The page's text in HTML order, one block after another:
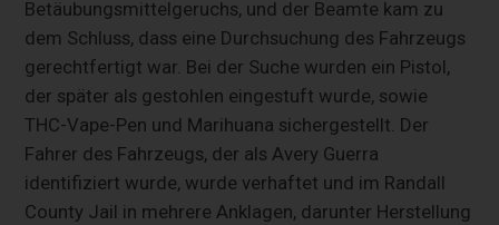
Betäubungsmittelgeruchs, und der Beamte kam zu
dem Schluss, dass eine Durchsuchung des Fahrzeugs
gerechtfertigt war. Bei der Suche wurden ein Pistol,
der später als gestohlen eingestuft wurde, sowie
THC-Vape-Pen und Marihuana sichergestellt. Der
Fahrer des Fahrzeugs, der als Avery Guerra
identifiziert wurde, wurde verhaftet und im Randall
County Jail in mehrere Anklagen, darunter Herstellung